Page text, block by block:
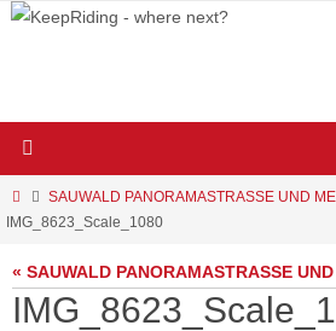
Zum
StartSAUWALD PANORAMASTRASSE UND
IMG_8623_Scale_1080
« SAUWALD PANORAMASTRASSE